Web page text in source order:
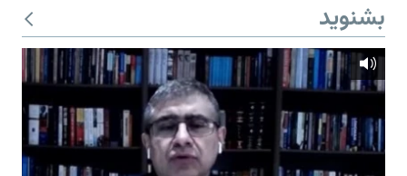
بشنوید